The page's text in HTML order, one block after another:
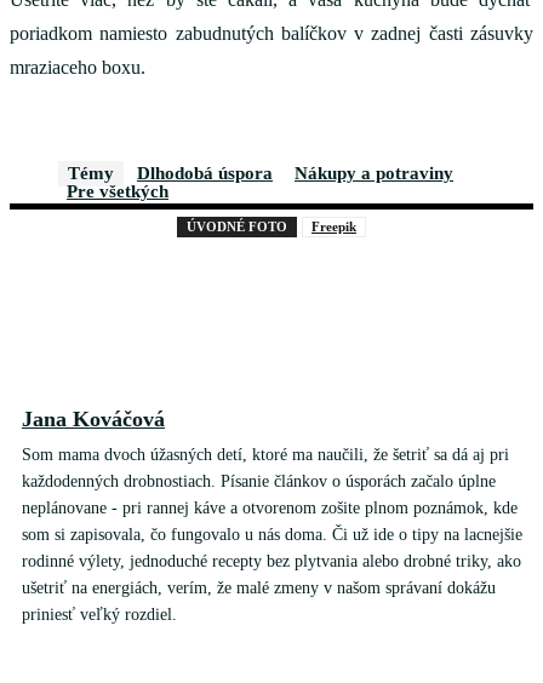
poriadkom namiesto zabudnutých balíčkov v zadnej časti zásuvky
mraziaceho boxu.
Témy Dlhodobá úspora
Nákupy a potraviny
Pre všetkých
ÚVODNÉ FOTO Freepik
Jana Kováčová
Som mama dvoch úžasných detí, ktoré ma naučili, že šetriť sa dá aj pri
každodenných drobnostiach. Písanie článkov o úsporách začalo úplne
neplánovane - pri rannej káve a otvorenom zošite plnom poznámok, kde
som si zapisovala, čo fungovalo u nás doma. Či už ide o tipy na lacnejšie
rodinné výlety, jednoduché recepty bez plytvania alebo drobné triky, ako
ušetriť na energiách, verím, že malé zmeny v našom správaní dokážu
priniesť veľký rozdiel.